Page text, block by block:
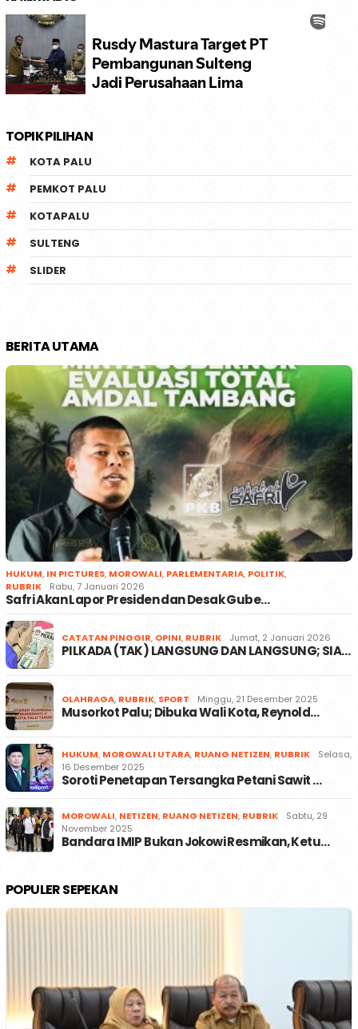
TOPIK PILIHAN
KOTA PALU
PEMKOT PALU
KOTAPALU
SULTENG
SLIDER
BERITA UTAMA
HUKUM, IN PICTURES, MOROWALI, PARLEMENTARIA, POLITIK,
RUBRIK
Rabu, 7 Januari 2026
Safri Akan Lapor Presiden dan Desak Gube…
CATATAN PINGGIR, OPINI, RUBRIK Jumat, 2 Januari 2026
PILKADA (TAK) LANGSUNG DAN LANGSUNG; SIA…
OLAHRAGA, RUBRIK, SPORT Minggu, 21 Desember 2025
Musorkot Palu; Dibuka Wali Kota, Reynold…
HUKUM, MOROWALI UTARA, RUANG NETIZEN, RUBRIK
Selasa,
16 Desember 2025
Soroti Penetapan Tersangka Petani Sawit …
MOROWALI, NETIZEN, RUANG NETIZEN, RUBRIK
Sabtu, 29
November 2025
Bandara IMIP Bukan Jokowi Resmikan, Ketu…
POPULER SEPEKAN